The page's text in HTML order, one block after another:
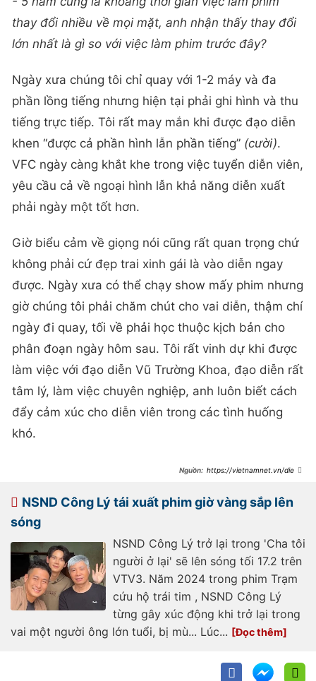
thay đổi nhiều về mọi mặt, anh nhận thấy thay đổi
lớn nhất là gì so với việc làm phim trước đây?
phần lồng tiếng nhưng hiện tại phải ghi hình và thu
tiếng trực tiếp. Tôi rất may mắn khi được đạo diễn
khen “được cả phần hình lẫn phần tiếng” (cười).
VFC ngày càng khắt khe trong việc tuyển diễn viên,
yêu cầu cả về ngoại hình lẫn khả năng diễn xuất
phải ngày một tốt hơn.
không phải cứ đẹp trai xinh gái là vào diễn ngay
được. Ngày xưa có thể chạy show mấy phim nhưng
giờ chúng tôi phải chăm chút cho vai diễn, thậm chí
ngày đi quay, tối về phải học thuộc kịch bản cho
phân đoạn ngày hôm sau. Tôi rất vinh dự khi được
làm việc với đạo diễn Vũ Trường Khoa, đạo diễn rất
tâm lý, làm việc chuyên nghiệp, anh luôn biết cách
đẩy cảm xúc cho diễn viên trong các tình huống
khó.
ly-va-vai-ghet-nhat-o-mot-nguoi-
sóng
người ở lại' sẽ lên sóng tối 17.2 trên
VTV3. Năm 2024 trong phim Trạm
cứu hộ trái tim , NSND Công Lý
từng gây xúc động khi trở lại trong
vai một người ông lớn tuổi, bị mù... Lúc...